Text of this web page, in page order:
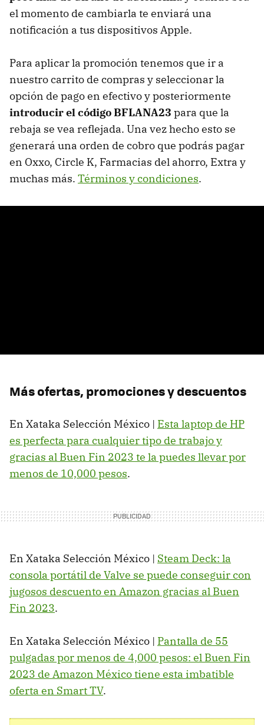
el momento de cambiarla te enviará una
notificación a tus dispositivos Apple.
Para aplicar la promoción tenemos que ir a
nuestro carrito de compras y seleccionar la
opción de pago en efectivo y posteriormente
introducir el código BFLANA23 para que la
rebaja se vea reflejada. Una vez hecho esto se
generará una orden de cobro que podrás pagar
en Oxxo, Circle K, Farmacias del ahorro, Extra y
muchas más. Términos y condiciones.
Más ofertas, promociones y descuentos
En Xataka Selección México | Esta laptop de HP
es perfecta para cualquier tipo de trabajo y
gracias al Buen Fin 2023 te la puedes llevar por
menos de 10,000 pesos.
En Xataka Selección México | Steam Deck: la
consola portátil de Valve se puede conseguir con
jugosos descuento en Amazon gracias al Buen
Fin 2023.
En Xataka Selección México | Pantalla de 55
pulgadas por menos de 4,000 pesos: el Buen Fin
2023 de Amazon México tiene esta imbatible
oferta en Smart TV.